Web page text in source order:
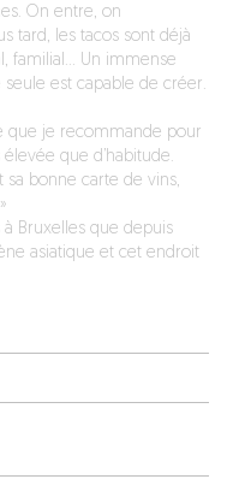
On entre, on
tard, les tacos sont déjà
familial… Un immense
est capable de créer.
que je recommande pour
que d’habitude.
bonne carte de vins,
à Bruxelles que depuis
asiatique et cet endroit